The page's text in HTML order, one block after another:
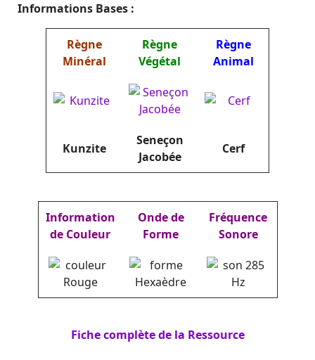
Informations Bases :
Règne
Minéral
Règne
Végétal
Règne
Animal
Kunzite
Seneçon
Jacobée
Cerf
Information
de Couleur
Onde de
Forme
Fréquence
Sonore
Fiche complète de la Ressource